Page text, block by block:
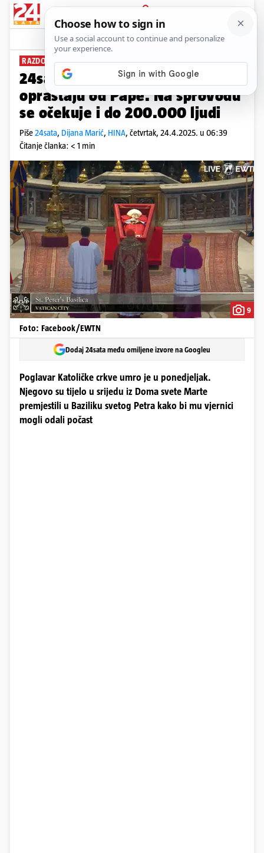
PRIJAVA
News Komentari
RAZDOBLJE ŽALOVANJA
24sata u Vatikanu: Tisuće se
opraštaju od Pape. Na sprovodu
se očekuje i do 200.000 ljudi
Piše24sata, Dijana Marić, HINA, četvrtak, 24.4.2025. u 06:39
Čitanje članka: < 1 min
9
Foto: Facebook/EWTN
Dodaj 24sata među omiljene izvore na Googleu
Poglavar Katoličke crkve umro je u ponedjeljak.
Njegovo su tijelo u srijedu iz Doma svete Marte
premjestili u Baziliku svetog Petra kako bi mu vjernici
mogli odali počast